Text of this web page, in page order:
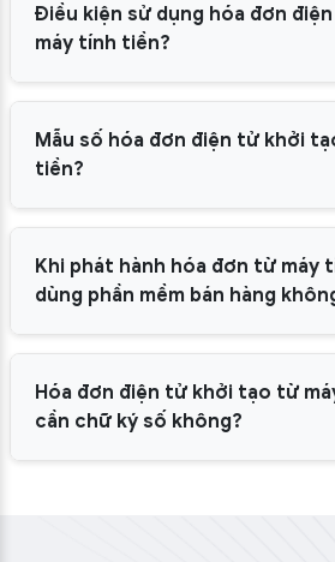
Điều kiện sử dụng hóa đơn
máy tính tiền?
Mẫu số hóa đơn điện tử khởi
tiền?
Khi phát hành hóa đơn từ máy
dùng phần mềm bán hàng
Hóa đơn điện tử khởi tạo từ
cần chữ ký số không?